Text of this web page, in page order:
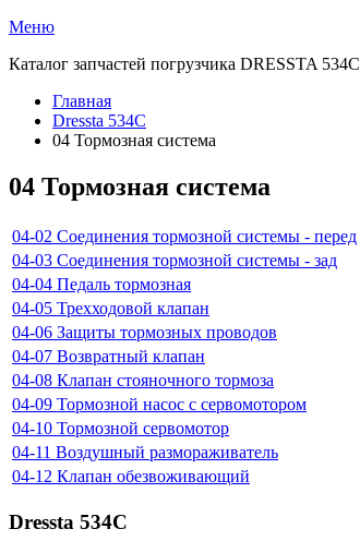
Меню
Каталог запчастей погрузчика DRESSTA 534C
Главная
Dressta 534C
04 Тормозная система
04 Тормозная система
04-02 Соединения тормозной системы - перед
04-03 Соединения тормозной системы - зад
04-04 Педаль тормозная
04-05 Трехходовой клапан
04-06 Защиты тормозных проводов
04-07 Возвратный клапан
04-08 Клапан стояночного тормоза
04-09 Тормозной насос с сервомотором
04-10 Тормозной сервомотор
04-11 Воздушный размораживатель
04-12 Клапан обезвоживающий
Dressta 534C